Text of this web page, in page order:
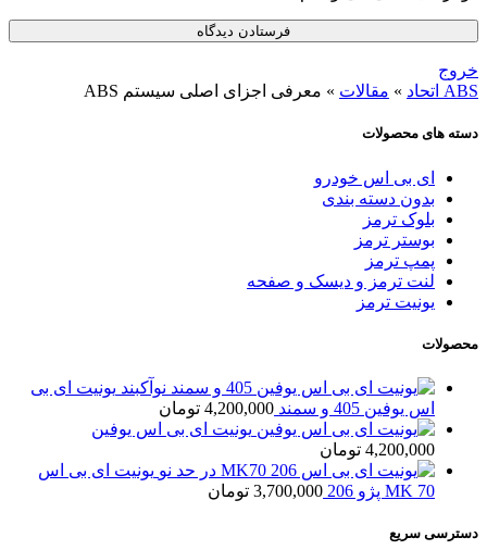
خروج
ABS اتحاد
» مقالات » معرفی اجزای اصلی سیستم ABS
دسته های محصولات
ای بی اس خودرو
بدون دسته بندی
بلوک ترمز
بوستر ترمز
پمپ ترمز
لنت ترمز و دیسک و صفحه
یونیت ترمز
محصولات
یونیت ای بی
اس یوفین 405 و سمند
4,200,000 تومان
یونیت ای بی اس یوفین
4,200,000 تومان
یونیت ای بی اس
MK 70 پژو 206
3,700,000 تومان
دسترسی سریع